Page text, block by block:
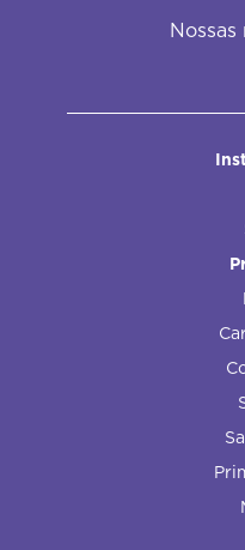
Nossas